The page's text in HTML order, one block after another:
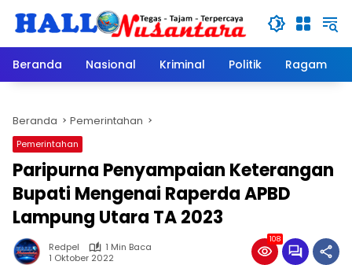
Beranda
Nasional Kriminal Politik Ragam
Beranda Pemerintahan
Pemerintahan
Paripurna Penyampaian Keterangan
Bupati Mengenai Raperda APBD
Lampung Utara TA 2023
Redpel
1 Min Baca
1 Oktober 2022
108